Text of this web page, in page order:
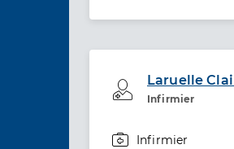
Laruelle
Infirmier
Infirmier